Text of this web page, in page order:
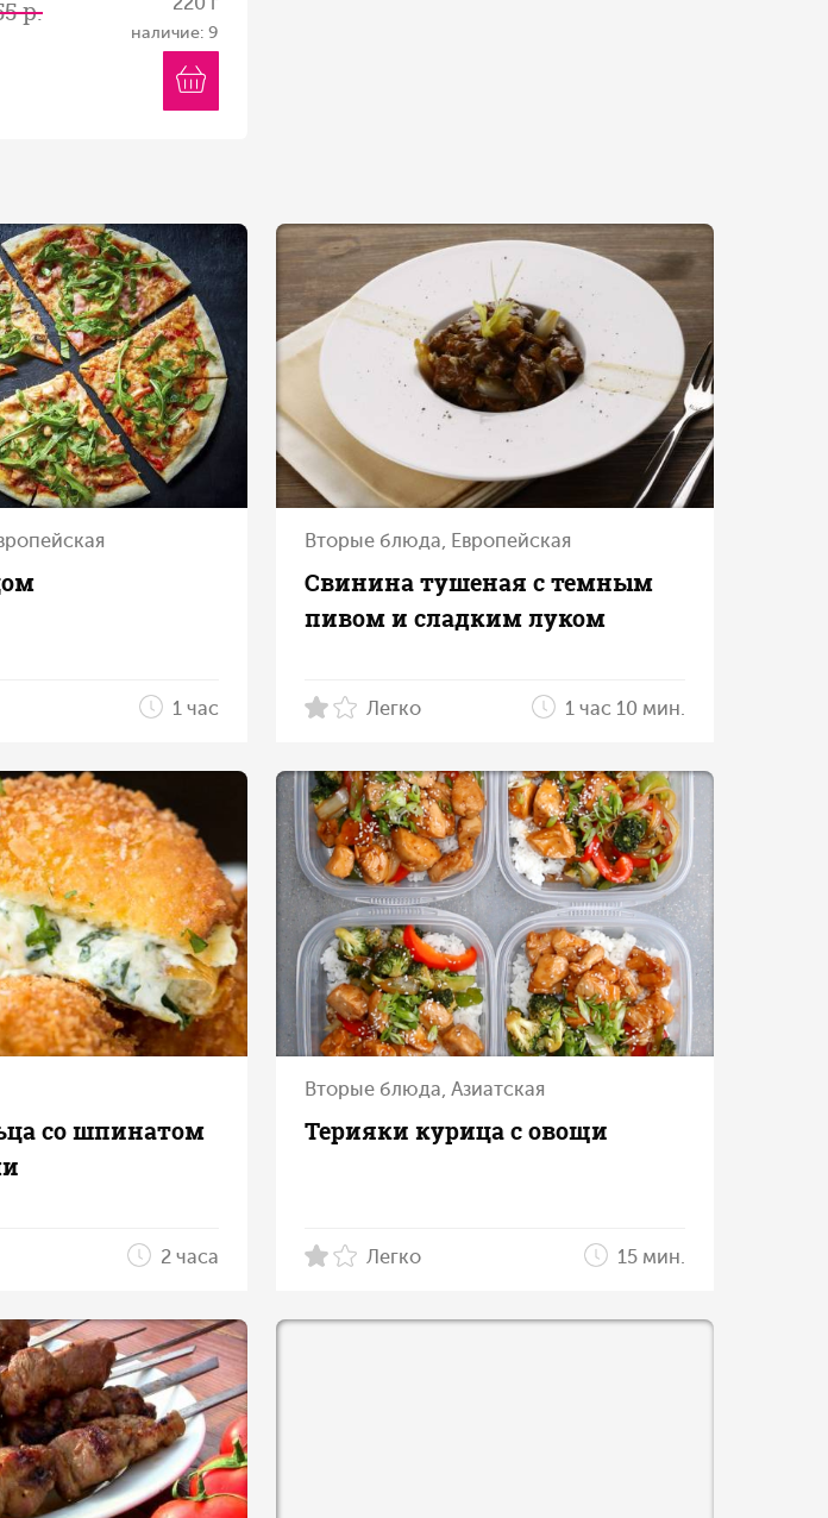
р.
наличие: 9
1 час
Вторые блюда, Европейская
Свинина тушеная с темным
пивом и сладким луком
Легко 1 час 10 мин.
со шпинатом
2 часа
Вторые блюда, Азиатская
Терияки курица с овощи
Легко 15 мин.